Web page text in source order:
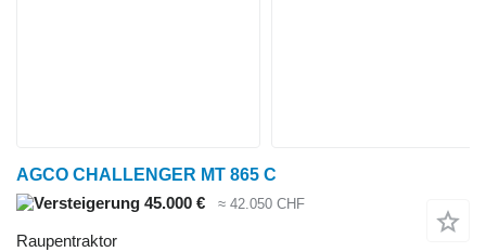
AGCO CHALLENGER MT 865 C
45.000 €
≈ 42.050 CHF
Raupentraktor